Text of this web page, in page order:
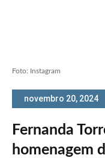
Foto: Instagram
novembro 20, 2024
Fernanda
homenagem